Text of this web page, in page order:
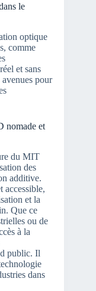
le
optique
comme
et sans
pour
nomade et
du MIT
des
additive.
accessible,
et la
Que ce
ou de
à la
public. Il
dans